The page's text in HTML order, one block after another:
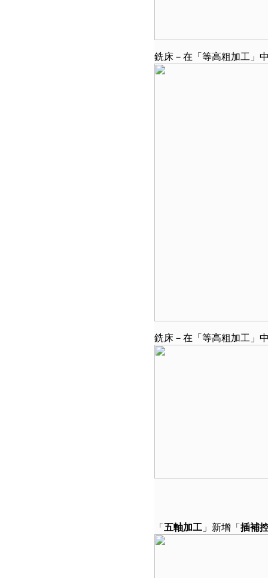
銑床－在「等高粗加工」
銑床－在「等高粗加工」
「 五軸加工 」新增「 插補